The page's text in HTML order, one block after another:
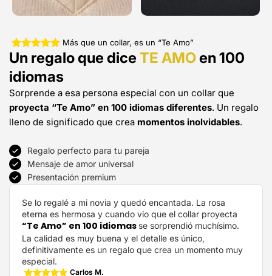
Más que un collar, es un “Te Amo”
Un regalo que dice TE AMOen 100
idiomas
Sorprende a esa persona especial con un collar que
proyecta “Te Amo” en 100 idiomas diferentes. Un regalo
lleno de significado que crea momentos inolvidables.
Regalo perfecto para tu pareja
Mensaje de amor universal
Presentación premium
Se lo regalé a mi novia y quedó encantada. La rosa
eterna es hermosa y cuando vio que el collar proyecta
“Te Amo” en 100 idiomas se sorprendió muchísimo.
La calidad es muy buena y el detalle es único,
definitivamente es un regalo que crea un momento muy
especial.
Carlos M.